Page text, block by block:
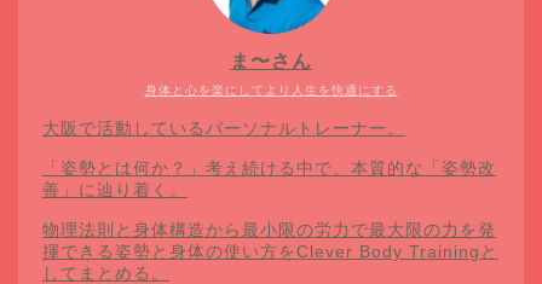
身体と心を楽にしてより人生を快適にする
ま〜さん
大阪で活動しているパーソナルトレーナー。
「姿勢とは何か？」考え続ける中で、本質的な「姿勢改
善」に辿り着く。
物理法則と身体構造から最小限の労力で最大限の力を発
揮できる姿勢と身体の使い方をClever Body Trainingと
してまとめる。